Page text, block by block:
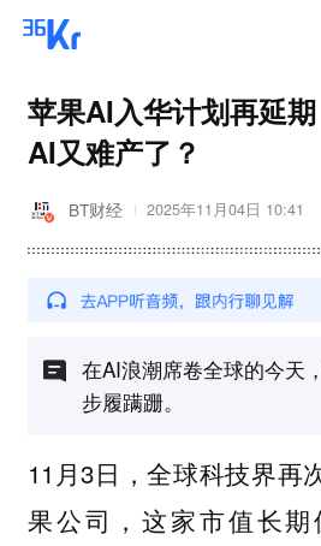
苹果AI入华计划再延
AI又难产了？
BT财经 2025年11月04日 10:41
在AI浪潮席卷全球的今天
步履蹒跚。
11月3日，全球科技界再
果公司，这家市值长期